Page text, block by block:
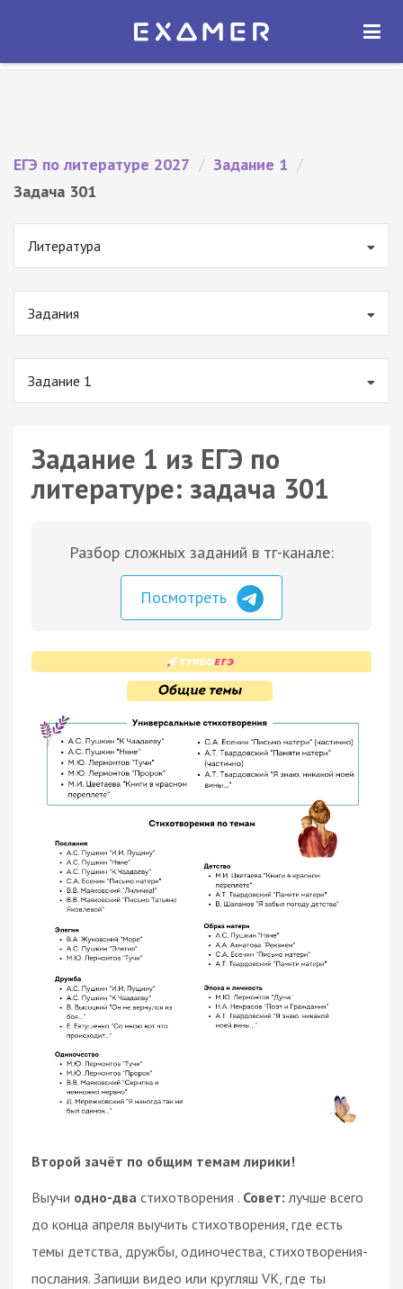
Экзамер — ЕГЭ 2027
ОТКРЫТЬ
ЕГЭ по литературе 2027 / Задание 1 /
Задача 301
Литература
Задания
Задание 1
Задание 1 из ЕГЭ по
литературе: задача 301
Разбор сложных заданий в тг-канале:
Посмотреть
Второй зачёт по общим темам лирики!
Выучи одно-два стихотворения . Совет: лучше всего
до конца апреля выучить стихотворения, где есть
темы детства, дружбы, одиночества, стихотворения-
послания. Запиши видео или кругляш VK, где ты